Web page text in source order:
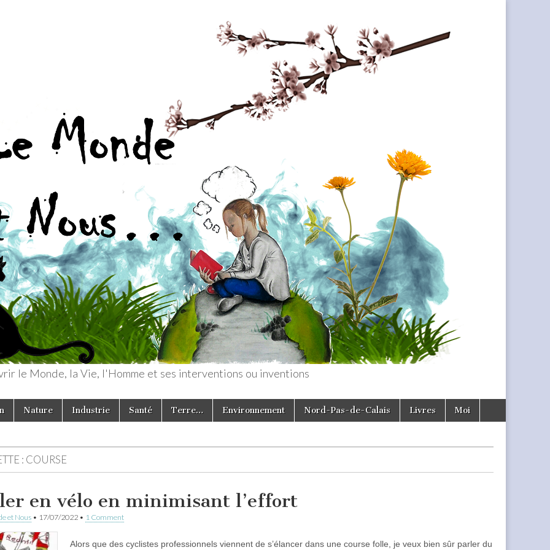
le Monde, la Vie, l'Homme et ses interventions ou inventions
Nature Industrie Santé Terre… Environnement Nord-Pas-de-Calais Livres Moi
: COURSE
en vélo en minimisant l’effort
et Nous • 17/07/2022 • 1 Comment
Alors que des cyclistes professionnels viennent de s’élancer dans une course folle, je veux bien sûr parler du